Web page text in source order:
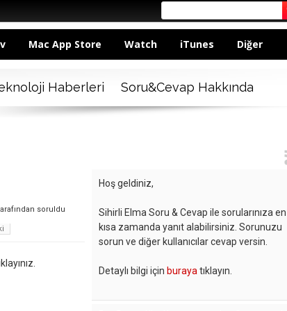
Mac App Store Watch iTunes Diğer
Haberleri Soru&Cevap Hakkında
soruldu
Hoş geldiniz,
Sihirli Elma Soru & Cevap ile sorularınıza en
kısa zamanda yanıt alabilirsiniz. Sorunuzu
sorun ve diğer kullanıcılar cevap versin.
Detaylı bilgi için buraya tıklayın.